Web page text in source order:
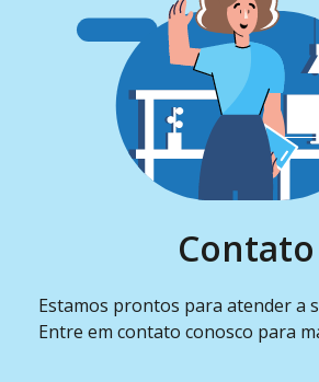
Contato
Estamos prontos para atender a
Entre em contato conosco para